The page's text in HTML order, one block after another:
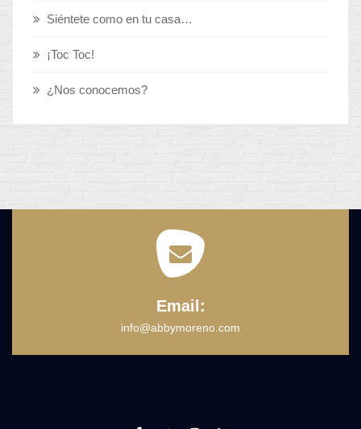
Siéntete como en tu casa…
¡Toc Toc!
¿Nos conocemos?
Email:
info@abbymoreno.com